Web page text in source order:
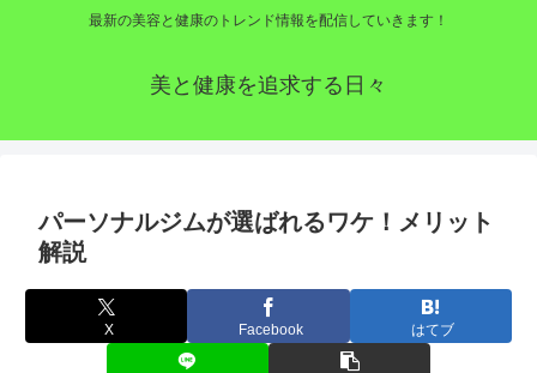
最新の美容と健康のトレンド情報を配信していきます！
美と健康を追求する日々
パーソナルジムが選ばれるワケ！メリット
解説
X Facebook はてブ